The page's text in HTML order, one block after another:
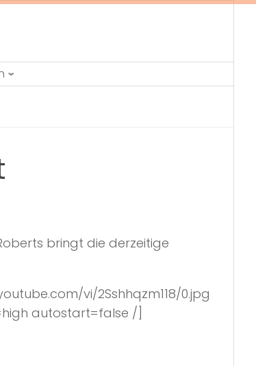
bringt die derzeitige
vi/2Sshhqzm118/0.jpg
autostart=false /]